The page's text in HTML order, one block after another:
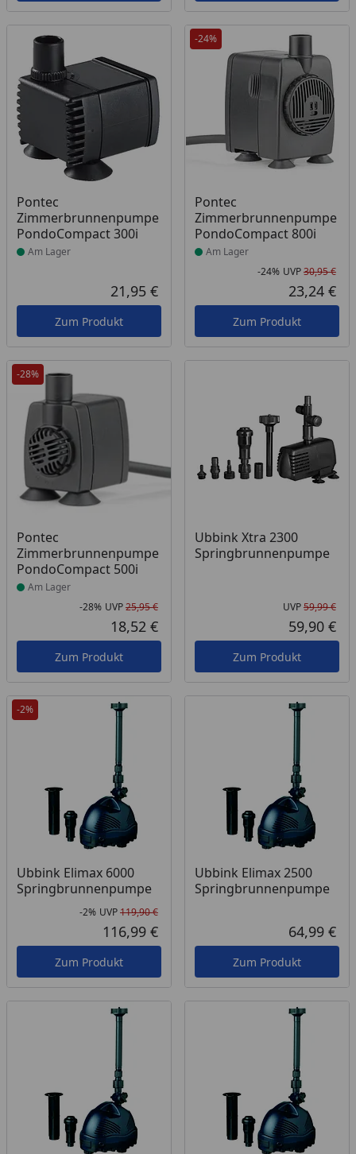
Pontec
Zimmerbrunnenpumpe
PondoCompact 300i
Produkt am Lager
Am Lager
Aktueller Preis
21,95 €
Zum Produkt
-24%
Pontec
Zimmerbrunnenpumpe
PondoCompact 800i
Produkt am Lager
Am Lager
-24% UVP30,95 €
23,24 €
Zum Produkt
-28%
Pontec
Zimmerbrunnenpumpe
PondoCompact 500i
Produkt am Lager
Am Lager
Rabatt in Prozent
-28%
Ursprünglicher Preis
UVP25,95 €
Aktueller Preis
18,52 €
Zum Produkt
Ubbink Xtra 2300
Springbrunnenpumpe
UVP59,99 €
59,90 €
Zum Produkt
-2%
Ubbink Elimax 6000
Springbrunnenpumpe
Rabatt in Prozent
-2%
Ursprünglicher Preis
UVP119,90 €
Aktueller Preis
116,99 €
Zum Produkt
Ubbink Elimax 2500
Springbrunnenpumpe
64,99 €
Zum Produkt